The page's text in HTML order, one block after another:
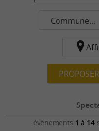
Commune...
évènements 1 à 14